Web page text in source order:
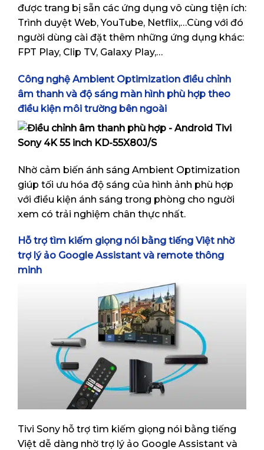
được trang bị sẵn các ứng dụng vô cùng tiện ích:
Trình duyệt Web, YouTube, Netflix,…Cùng với đó
người dùng cài đặt thêm những ứng dụng khác:
FPT Play, Clip TV, Galaxy Play,…
Công nghệ Ambient Optimization điều chỉnh
âm thanh và độ sáng màn hình phù hợp theo
điều kiện môi trường bên ngoài
Nhờ cảm biến ánh sáng Ambient Optimization
giúp tối ưu hóa độ sáng của hình ảnh phù hợp
với điều kiện ánh sáng trong phòng cho người
xem có trải nghiệm chân thực nhất.
Hỗ trợ tìm kiếm giọng nói bằng tiếng Việt nhờ
trợ lý ảo Google Assistant và remote thông
minh
Tivi Sony hỗ trợ tìm kiếm giọng nói bằng tiếng
Việt dễ dàng nhờ trợ lý ảo Google Assistant và